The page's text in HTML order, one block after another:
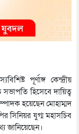
পূর্ণাঙ্গ কেন্দ্রীয়
হিসেবে দায়িত্ব
হয়েছেন মোহাম্মদ
সিনিয়র যুগ্ম মহাসচিব
জানিয়েছেন।